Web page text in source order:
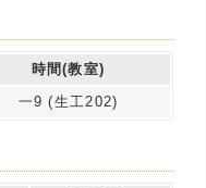
時間(教室)
一9 (生工202)